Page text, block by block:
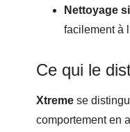
Nettoyage
facilement à
Ce qui le
Xtreme se
comportement en